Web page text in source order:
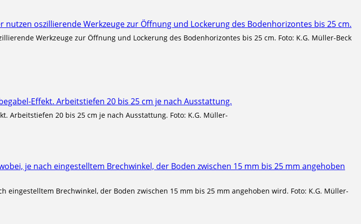
Werkzeuge zur Öffnung und Lockerung des Bodenhorizontes bis 25 cm. Foto: K.G. Müller-Beck
Arbeitstiefen 20 bis 25 cm je nach Ausstattung. Foto: K.G. Müller-
Brechwinkel, der Boden zwischen 15 mm bis 25 mm angehoben wird. Foto: K.G. Müller-